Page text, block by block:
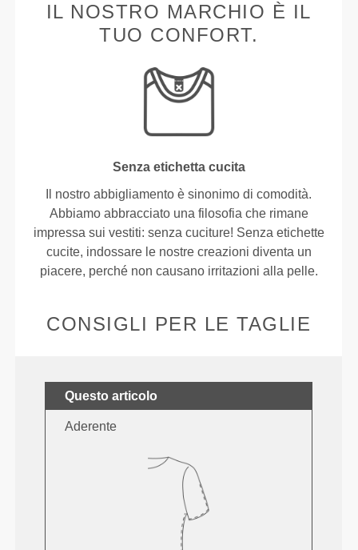
IL NOSTRO MARCHIO È IL
TUO CONFORT.
Senza etichetta cucita
Il nostro abbigliamento è sinonimo di comodità.
Abbiamo abbracciato una filosofia che rimane
impressa sui vestiti: senza cuciture! Senza etichette
cucite, indossare le nostre creazioni diventa un
piacere, perché non causano irritazioni alla pelle.
CONSIGLI PER LE TAGLIE
Questo articolo
Aderente